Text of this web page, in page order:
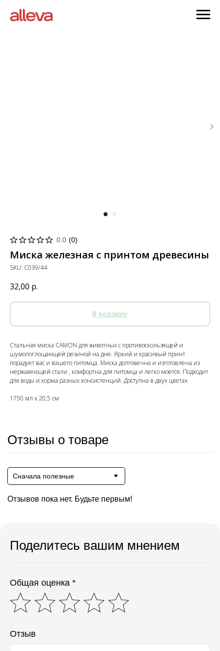
0.0 (0)
Миска железная с принтом древесины
SKU: C039/44
32,00 р.
В корзину
Стальная миска CAMON для животных с противоскользящей и
шумопоглощающей резиной на дне. Яркий и красивый принт
порадует вас и вашего питомца. Миска долговечна и изготовлена из
нержавеющей стали , комфортна для питомца и легко моется. Подходит
для воды и корма разных консистенций. Доступна в двух цветах
1750 мл x 20,5 см
Отзывы о товаре
Сначала полезные
Отзывов пока нет. Будьте первым!
Поделитесь вашим мнением
Общая оценка *
Отзыв